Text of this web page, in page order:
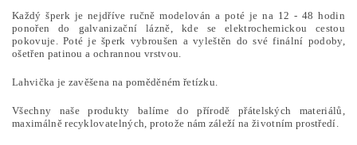
Každý šperk je nejdříve ručně modelován a poté je na 12 - 48 hodin
ponořen do galvanizační lázně, kde se elektrochemickou cestou
pokovuje. Poté je šperk vybroušen a vyleštěn do své finální podoby,
ošetřen patinou a ochrannou vrstvou.
Lahvička je zavěšena na poměděném řetízku.
Všechny naše produkty balíme do přírodě přátelských materiálů,
maximálně recyklovatelných, protože nám záleží na životním prostředí.